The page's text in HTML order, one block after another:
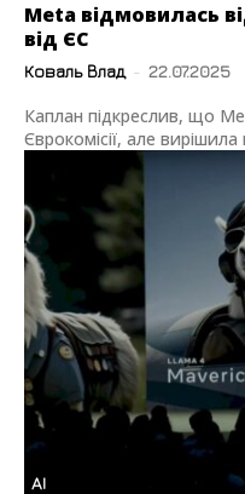
Meta відмовилась
від ЄС
Коваль Влад - 22.07.2025
Каплан підкреслив, що
Єврокомісії, але вирішила
AI